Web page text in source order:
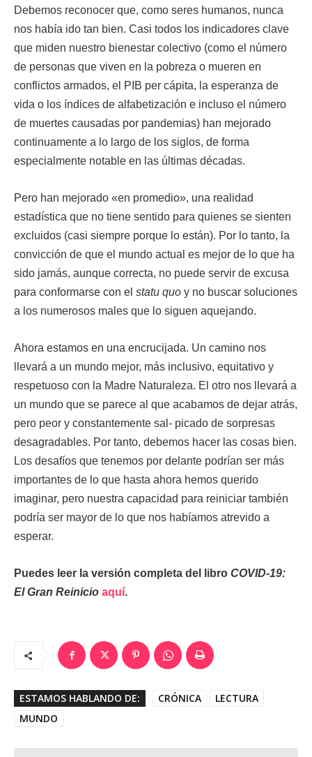
Debemos reconocer que, como seres humanos, nunca
nos había ido tan bien. Casi todos los indicadores clave
que miden nuestro bienestar colectivo (como el número
de personas que viven en la pobreza o mueren en
conflictos armados, el PIB per cápita, la esperanza de
vida o los índices de alfabetización e incluso el número
de muertes causadas por pandemias) han mejorado
continuamente a lo largo de los siglos, de forma
especialmente notable en las últimas décadas.
Pero han mejorado «en promedio», una realidad
estadística que no tiene sentido para quienes se sienten
excluidos (casi siempre porque lo están). Por lo tanto, la
convicción de que el mundo actual es mejor de lo que ha
sido jamás, aunque correcta, no puede servir de excusa
para conformarse con el statu quo y no buscar soluciones
a los numerosos males que lo siguen aquejando.
Ahora estamos en una encrucijada. Un camino nos
llevará a un mundo mejor, más inclusivo, equitativo y
respetuoso con la Madre Naturaleza. El otro nos llevará a
un mundo que se parece al que acabamos de dejar atrás,
pero peor y constantemente sal- picado de sorpresas
desagradables. Por tanto, debemos hacer las cosas bien.
Los desafíos que tenemos por delante podrían ser más
importantes de lo que hasta ahora hemos querido
imaginar, pero nuestra capacidad para reiniciar también
podría ser mayor de lo que nos habíamos atrevido a
esperar.
Puedes leer la versión completa del libro COVID-19:
El Gran Reinicio aquí.
ESTAMOS HABLANDO DE: CRÓNICA
LECTURA
MUNDO